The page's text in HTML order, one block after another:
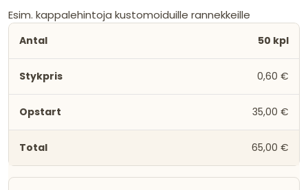
Esim. kappalehintoja kustomoiduille rannekkeille
50 kpl
0,60 €
35,00 €
65,00 €